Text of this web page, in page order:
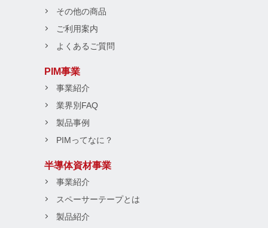
その他の商品
ご利用案内
よくあるご質問
PIM事業
事業紹介
業界別FAQ
製品事例
PIMってなに？
半導体資材事業
事業紹介
スペーサーテープとは
製品紹介